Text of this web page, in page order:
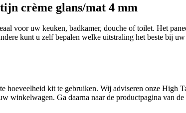
crème glans/mat 4 mm
voor uw keuken, badkamer, douche of toilet. Het
kunt u zelf bepalen welke uitstraling het beste bij
hoeveelheid kit te gebruiken. Wij adviseren onze High
winkelwagen. Ga daarna naar de productpagina van